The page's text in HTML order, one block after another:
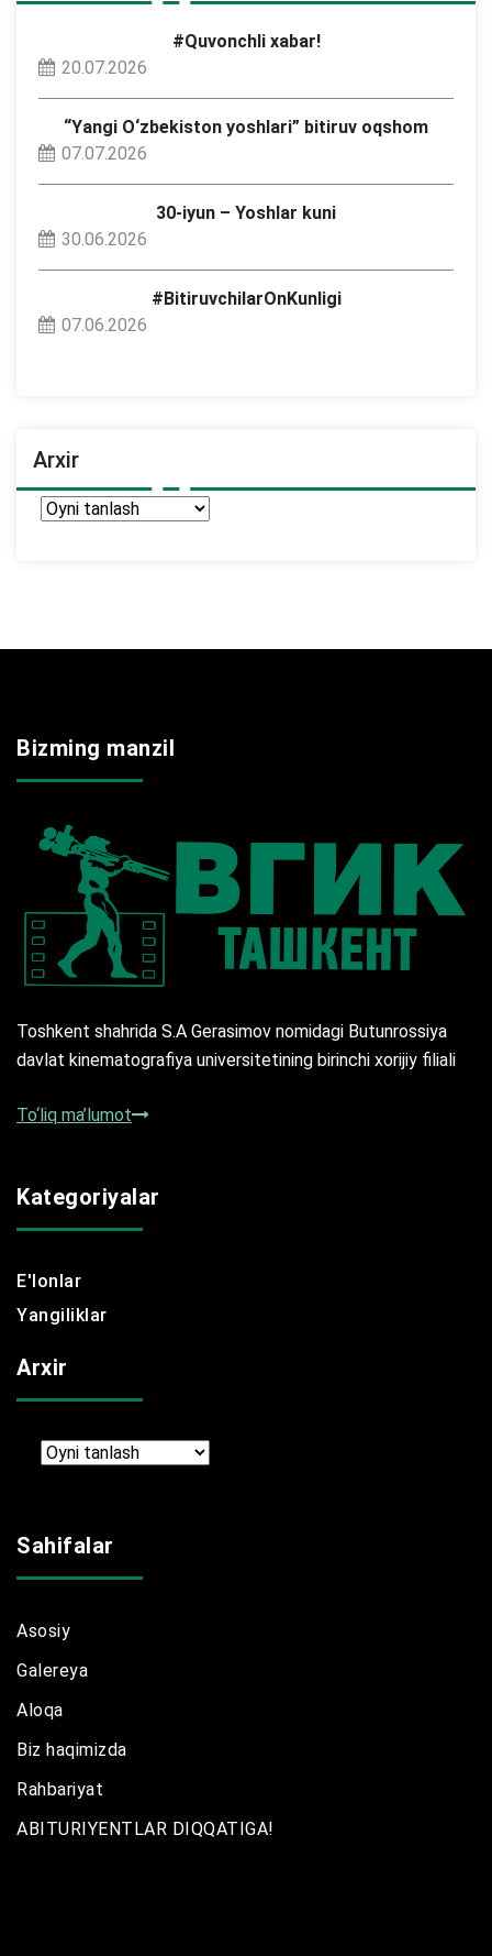
#Quvonchli xabar!
20.07.2026
“Yangi O‘zbekiston yoshlari” bitiruv oqshom
07.07.2026
30-iyun – Yoshlar kuni
30.06.2026
#BitiruvchilarOnKunligi
07.06.2026
Arxir
Arxir
Bizming manzil
Toshkent shahrida S.A Gerasimov nomidagi Butunrossiya
davlat kinematografiya universitetining birinchi xorijiy filiali
To‘liq ma’lumot
Kategoriyalar
E'lonlar
Yangiliklar
Arxir
Arxir
Sahifalar
Asosiy
Galereya
Aloqa
Biz haqimizda
Rahbariyat
ABITURIYENTLAR DIQQATIGA!